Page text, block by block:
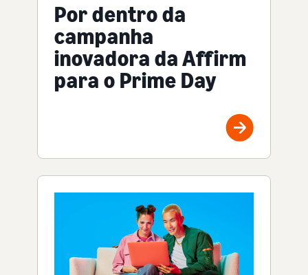
Por dentro da
campanha
inovadora da Affirm
para o Prime Day